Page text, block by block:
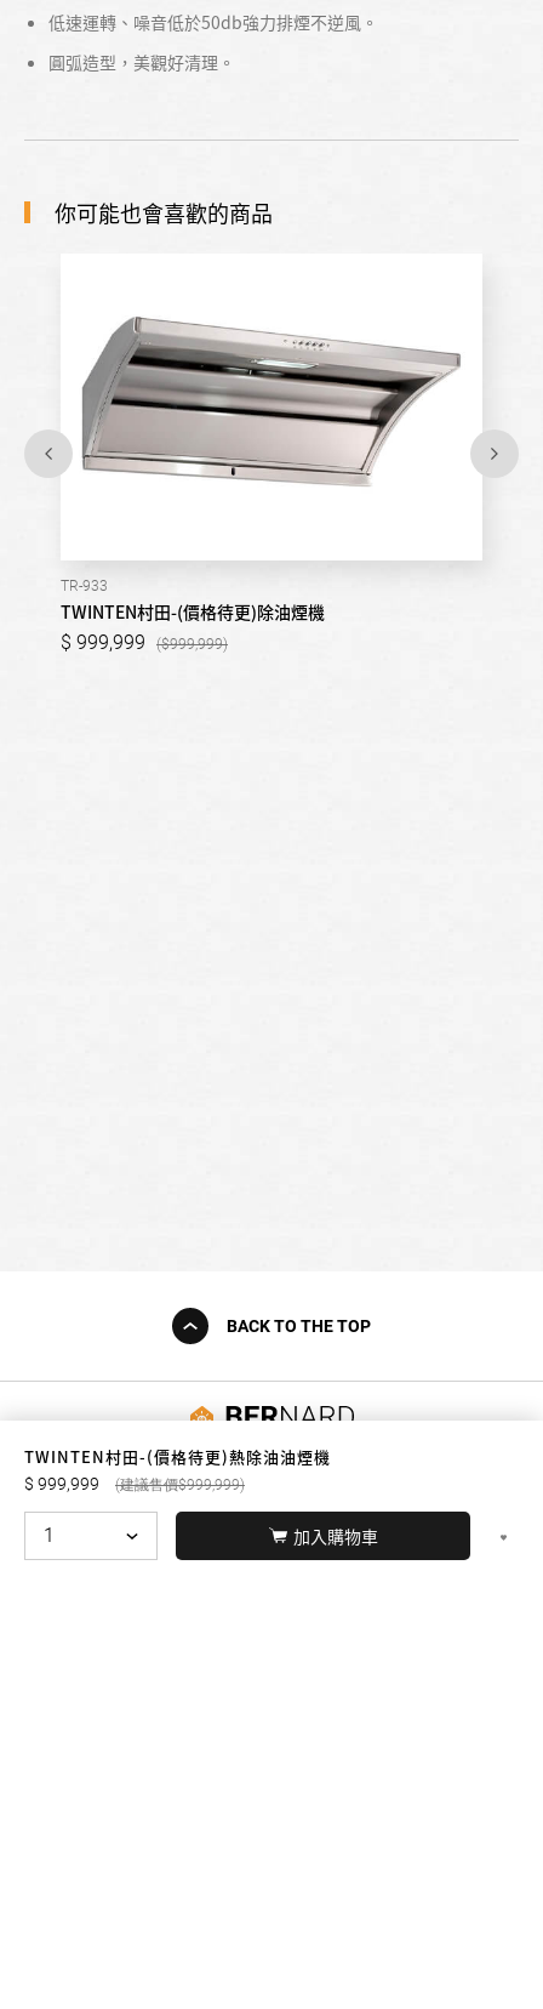
TWINTEN村田-(價格待更)熱除油油煙機
999,999 999,999
加入購物車
低速運轉、噪音低於50db強力排煙不逆風。
圓弧造型，美觀好清理。
你可能也會喜歡的商品
TR-933
TWINTEN村田-(價格待更)除油煙機
999,999 999,999
BACK TO THE TOP
友誠購物
© BERNARD 2021 WEBDESIGN